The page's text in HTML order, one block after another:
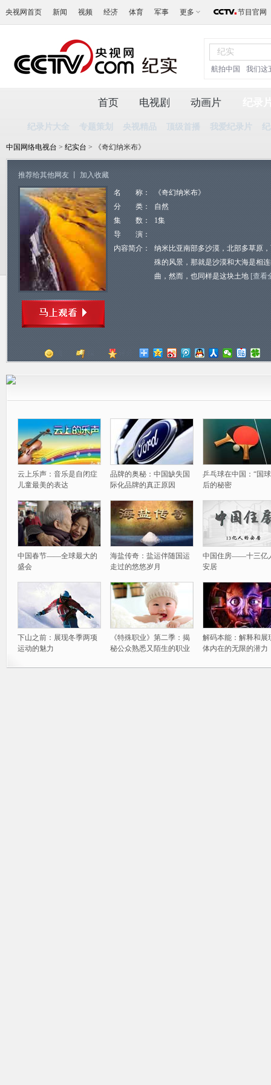
央视网首页 新闻 视频 经济 体育 军事 更多 节目官网
航拍中国 我们这
首页 电视剧 动画片
纪录片大全 专题策划 央视精品 顶级首播 我爱纪录片
中国网络电视台 > 纪实台 > 《奇幻纳米布》
推荐给其他网友 加入收藏
名 称：
《奇幻纳米布》
分 类：
自然
集 数：
1集
导 演：
内容简介：
纳米比亚南部多沙漠，北部多草原
殊的风景，那就是沙漠和大海是相
曲，然而，也同样是这块土地 [查看
云上乐声：音乐是自闭症
儿童最美的表达
品牌的奥秘：中国缺失国
际化品牌的真正原因
乒乓球在中国：“国
后的秘密
中国春节——全球最大的
盛会
海盐传奇：盐运伴随国运
走过的悠悠岁月
中国住房——十三亿
安居
下山之前：展现冬季两项
运动的魅力
《特殊职业》第二季：揭
秘公众熟悉又陌生的职业
解码本能：解释和展
体内在的无限的潜力